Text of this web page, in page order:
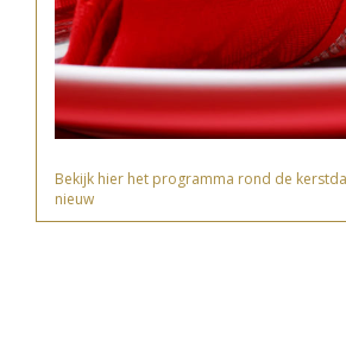
Bekijk hier het programma rond de
nieuw